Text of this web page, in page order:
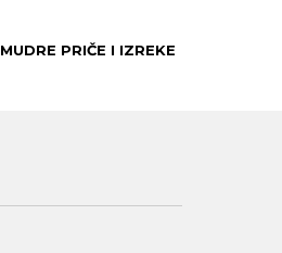
MUDRE PRIČE I IZREKE